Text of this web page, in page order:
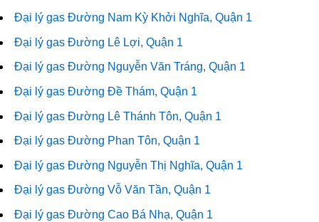
Đại lý gas Đường Nam Kỳ Khởi Nghĩa, Quận 1
Đại lý gas Đường Lê Lợi, Quận 1
Đại lý gas Đường Nguyễn Văn Tráng, Quận 1
Đại lý gas Đường Đề Thám, Quận 1
Đại lý gas Đường Lê Thánh Tôn, Quận 1
Đại lý gas Đường Phan Tôn, Quận 1
Đại lý gas Đường Nguyễn Thị Nghĩa, Quận 1
Đại lý gas Đường Vỗ Văn Tần, Quận 1
Đại lý gas Đường Cao Bá Nhạ, Quận 1